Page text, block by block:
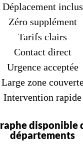
Déplacement inclus
Zéro supplément
Tarifs clairs
Contact direct
Urgence acceptée
Large zone
Intervention rapide
disponible
départements